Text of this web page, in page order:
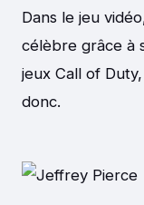
Dans le jeu
célèbre grâce à
jeux Call of
donc.